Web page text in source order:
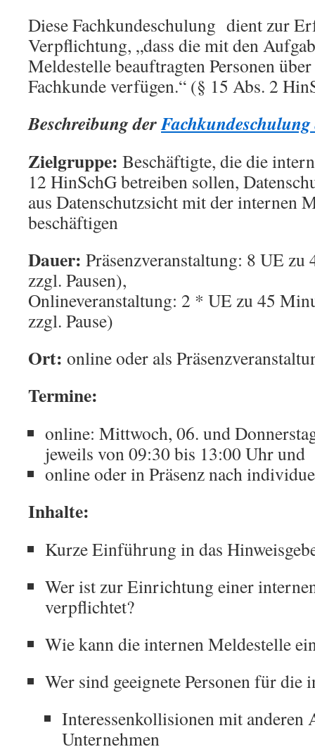
Diese Fachkundeschulung dient zur
Verpflichtung, „dass die mit den
Meldestelle beauftragten Personen
Fachkunde verfügen.“ (§ 15 Abs. 2
Beschreibung der
Zielgruppe: Beschäftigte, die die
12 HinSchG betreiben sollen,
aus Datenschutzsicht mit der internen
beschäftigen
Dauer: Präsenzveranstaltung: 8 UE zu
zzgl. Pausen),
Onlineveranstaltung: 2 * UE zu 45
zzgl. Pause)
Ort: online oder als
Termine:
online: Mittwoch, 06. und
jeweils von 09:30 bis 13:00 Uhr und
online oder in Präsenz nach
Inhalte:
Kurze Einführung in das
Wer ist zur Einrichtung einer
verpflichtet?
Wie kann die internen Meldestelle
Wer sind geeignete Personen für die
Interessenkollisionen mit anderen
Unternehmen